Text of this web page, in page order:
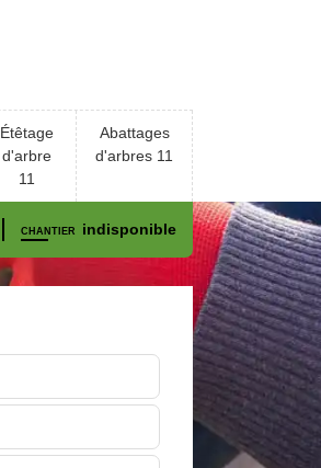
Étêtage
d'arbre
11
Abattages
d'arbres 11
CHANTIER indisponible